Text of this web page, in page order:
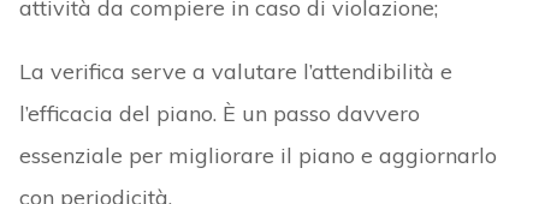
attività da compiere in caso di violazione;
La verifica serve a valutare l’attendibilità e
l’efficacia del piano. È un passo davvero
essenziale per migliorare il piano e aggiornarlo
con periodicità.